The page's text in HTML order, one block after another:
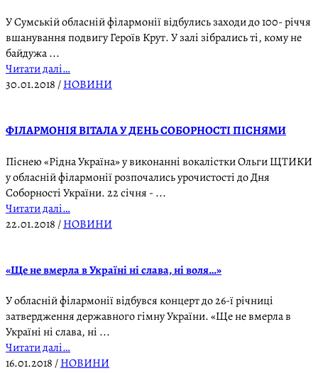
У Сумській обласній філармонії відбулись заходи до 100- річчя
вшанування подвигу Героїв Крут. У залі зібрались ті, кому не
байдужа ...
Читати далі…
30.01.2018/НОВИНИ
ФІЛАРМОНІЯ ВІТАЛА У ДЕНЬ СОБОРНОСТІ ПІСНЯМИ
Піснею «Рідна Україна» у виконанні вокалістки Ольги ЩТИКИ
у обласній філармонії розпочались урочистості до Дня
Соборності України. 22 січня - ...
Читати далі…
22.01.2018/НОВИНИ
«Ще не вмерла в Україні ні слава, ні воля…»
У обласній філармонії відбувся концерт до 26-ї річниці
затвердження державного гімну України. «Ще не вмерла в
Україні ні слава, ні ...
Читати далі…
16.01.2018/НОВИНИ